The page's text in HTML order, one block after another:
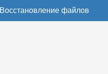
Восстановление файлов